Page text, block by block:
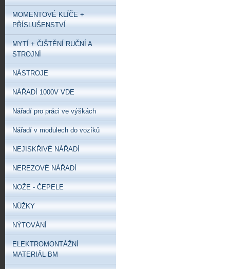
MOMENTOVÉ KLÍČE +
PŘÍSLUŠENSTVÍ
MYTÍ + ČIŠTĚNÍ RUČNÍ A
STROJNÍ
NÁSTROJE
NÁŘADÍ 1000V VDE
Nářadí pro práci ve výškách
Nářadí v modulech do vozíků
NEJISKŘIVÉ NÁŘADÍ
NEREZOVÉ NÁŘADÍ
NOŽE - ČEPELE
NŮŽKY
NÝTOVÁNÍ
ELEKTROMONTÁŽNÍ
MATERIÁL BM